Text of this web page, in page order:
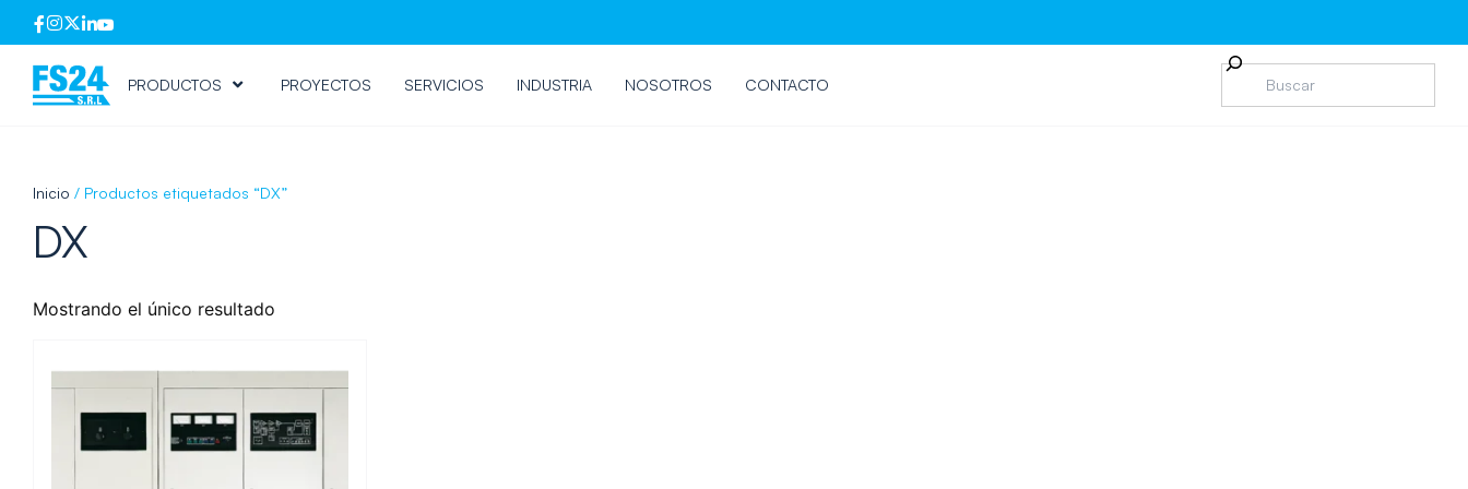
PRODUCTOS PROYECTOS SERVICIOS INDUSTRIA NOSOTROS CONTACTO
Inicio / Productos etiquetados “DX”
DX
Mostrando el único resultado